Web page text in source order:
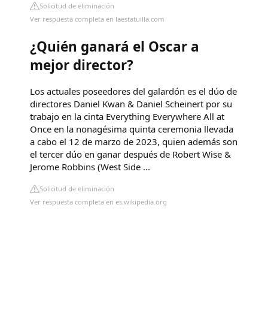
Solicitud de eliminación
Ver respuesta completa en laestatuilla.com
¿Quién ganará el Oscar a
mejor director?
Los actuales poseedores del galardón es el dúo de
directores Daniel Kwan & Daniel Scheinert por su
trabajo en la cinta Everything Everywhere All at
Once en la nonagésima quinta ceremonia llevada
a cabo el 12 de marzo de 2023, quien además son
el tercer dúo en ganar después de Robert Wise &
Jerome Robbins (West Side ...
Solicitud de eliminación
Ver respuesta completa en es.wikipedia.org